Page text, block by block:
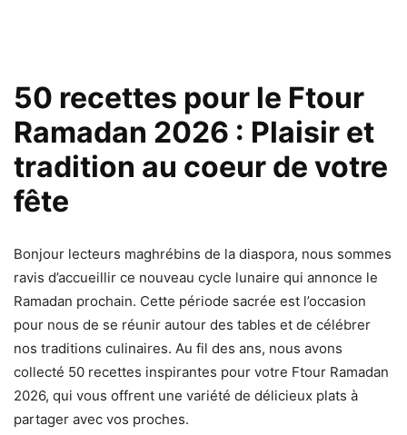
50 recettes pour le Ftour
Ramadan 2026 : Plaisir et
tradition au coeur de votre
fête
Bonjour lecteurs maghrébins de la diaspora, nous sommes
ravis d’accueillir ce nouveau cycle lunaire qui annonce le
Ramadan prochain. Cette période sacrée est l’occasion
pour nous de se réunir autour des tables et de célébrer
nos traditions culinaires. Au fil des ans, nous avons
collecté 50 recettes inspirantes pour votre Ftour Ramadan
2026, qui vous offrent une variété de délicieux plats à
partager avec vos proches.